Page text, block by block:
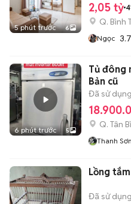
5 phút trước 6
2,05 tỷ
Q. Bình
Ngọc 3.7
6 phút trước 5
Tủ đông
Bản cũ
Đã sử dụng
Q. Tân
Thanh Sơn
Lồng
Đã sử dụng